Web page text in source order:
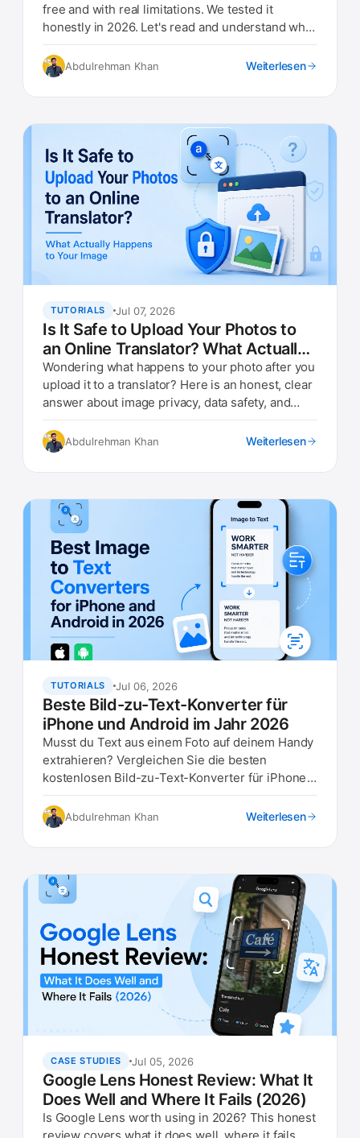
free and with real limitations. We tested it
honestly in 2026. Let's read and understand what
Abdulrehman Khan Weiterlesen
TUTORIALS Jul 07, 2026
Is It Safe to Upload Your Photos to
an Online Translator? What Actually
Happens to Your Image
Wondering what happens to your photo after you
upload it to a translator? Here is an honest, clear
answer about image privacy, data safety, and
Abdulrehman Khan Weiterlesen
TUTORIALS Jul 06, 2026
Beste Bild-zu-Text-Konverter für
iPhone und Android im Jahr 2026
Musst du Text aus einem Foto auf deinem Handy
extrahieren? Vergleichen Sie die besten
kostenlosen Bild-zu-Text-Konverter für iPhone
integrierter Optionen.
Abdulrehman Khan Weiterlesen
CASE STUDIES Jul 05, 2026
Google Lens Honest Review: What It
Does Well and Where It Fails (2026)
Is Google Lens worth using in 2026? This honest